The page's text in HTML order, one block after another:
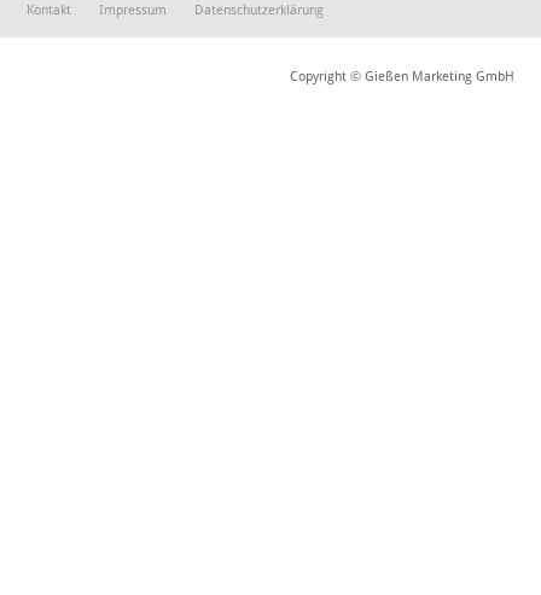
Kontakt Impressum Datenschutzerklärung
Copyright © Gießen Marketing GmbH